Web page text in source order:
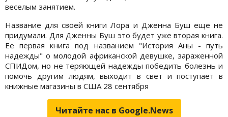
веселым занятием.
Название для своей книги Лора и Дженна Буш еще не
придумали. Для Дженны Буш это будет уже вторая книга.
Ее первая книга под названием "История Аны - путь
надежды" о молодой африканской девушке, зараженной
СПИДом, но не теряющей надежды победить болезнь и
помочь другим людям, выходит в свет и поступает в
книжные магазины в США 28 сентября
Читайте нас в Google.News